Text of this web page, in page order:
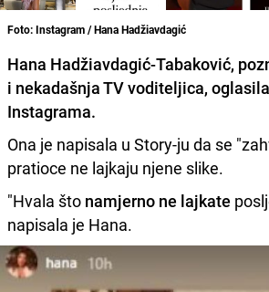
Foto: Instagram / Hana Hadžiavdagić
Hana Hadžiavdagić-Tabaković,
i nekadašnja TV voditeljica,
Instagrama.
Ona je napisala u Story-ju da se
pratioce ne lajkaju njene slike.
"Hvala što namjerno ne lajkate
napisala je Hana.